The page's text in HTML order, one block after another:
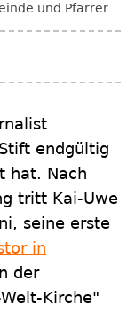
und Pfarrer
endgültig
hat. Nach
tritt Kai-Uwe
seine erste
in
der
Kirche"